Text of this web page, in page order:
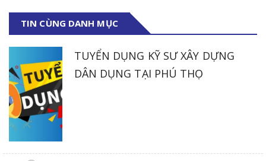
TIN CÙNG DANH MỤC
TUYỂN DỤNG KỸ SƯ XÂY DỰNG
DÂN DỤNG TẠI PHÚ THỌ